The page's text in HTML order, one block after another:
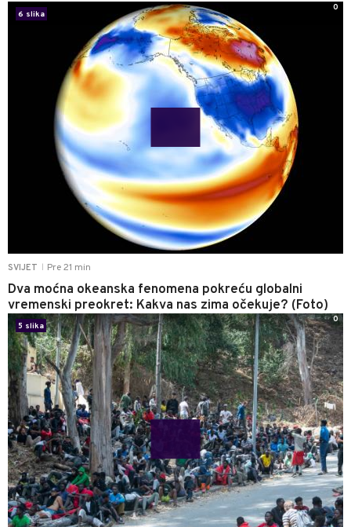
SVIJET Pre 21 min
Dva moćna okeanska fenomena pokreću globalni
vremenski preokret: Kakva nas zima očekuje? (Foto)
6 slika
0
5 slika
0